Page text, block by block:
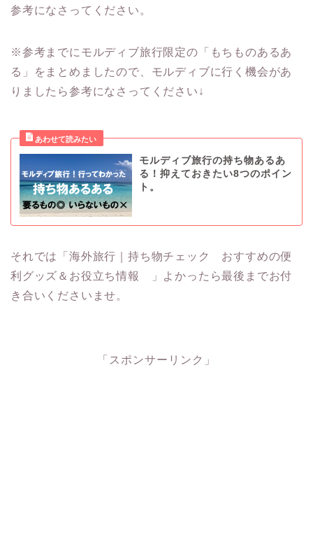
参考になさってください。
※参考までにモルディブ旅行限定の「もちものあるあ
る」をまとめましたので、モルディブに行く機会があ
りましたら参考になさってください↓
モルディブ旅行の持ち物あるあ
る！抑えておきたい8つのポイン
ト。
それでは「海外旅行｜持ち物チェック おすすめの便
利グッズ＆お役立ち情報 」よかったら最後までお付
き合いくださいませ。
「スポンサーリンク」